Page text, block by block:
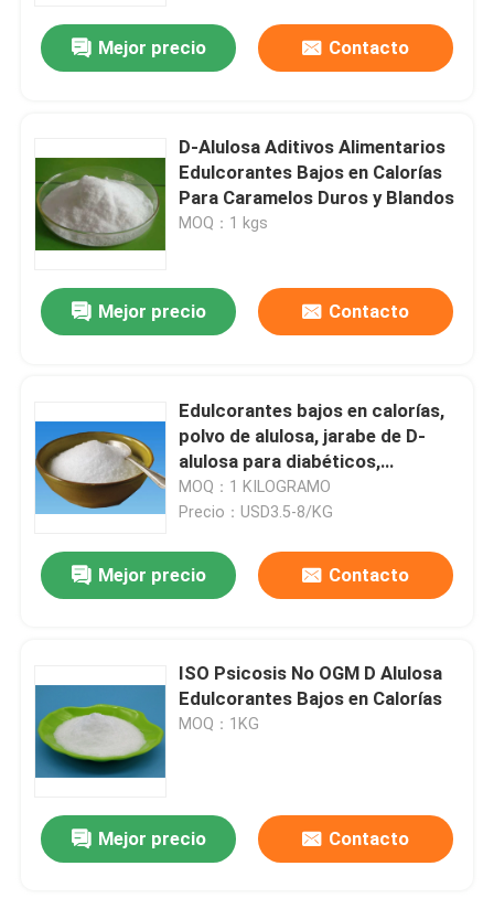
Deja un mensaje
¡Te llamaremos pronto!
PRESENTACIóN
Mejor precio Contacto
D-Alulosa Aditivos Alimentarios
Edulcorantes Bajos en Calorías
Para Caramelos Duros y Blandos
MOQ：1 kgs
Mejor precio Contacto
Edulcorantes bajos en calorías,
polvo de alulosa, jarabe de D-
alulosa para diabéticos,
certificado ISO
MOQ：1 KILOGRAMO
Precio：USD3.5-8/KG
Mejor precio Contacto
ISO Psicosis No OGM D Alulosa
Edulcorantes Bajos en Calorías
MOQ：1KG
Mejor precio Contacto